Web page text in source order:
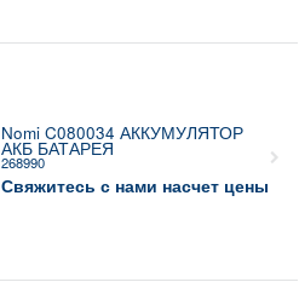
Nomi C080034 АККУМУЛЯТОР
АКБ БАТАРЕЯ
268990
Свяжитесь с нами насчет цены